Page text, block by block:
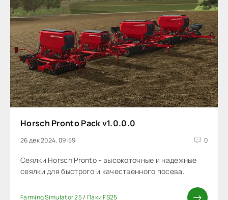
Horsch Pronto Pack v1.0.0.0
26 дек 2024, 09:59 0
Сеялки Horsch Pronto - высокоточные и надежные
сеялки для быстрого и качественного посева.
Farming Simulator 25/ Паки FS25